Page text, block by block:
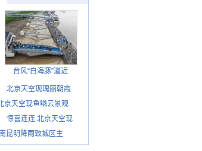
台风“白海豚”逼近
北京天空现瑰丽朝霞
京天空现鱼鳞云景观
惊喜连连 北京天空现
昆明降雨致城区主